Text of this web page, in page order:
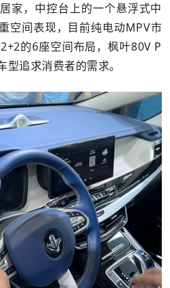
家，中控台上的一个悬浮式中
空间表现，目前纯电动MPV市
的6座空间布局，枫叶80V P
追求消费者的需求。